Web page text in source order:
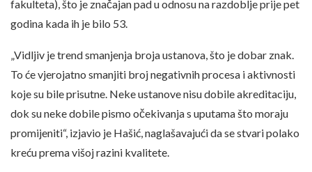
fakulteta), što je značajan pad u odnosu na razdoblje prije pet
godina kada ih je bilo 53.
„Vidljiv je trend smanjenja broja ustanova, što je dobar znak.
To će vjerojatno smanjiti broj negativnih procesa i aktivnosti
koje su bile prisutne. Neke ustanove nisu dobile akreditaciju,
dok su neke dobile pismo očekivanja s uputama što moraju
promijeniti“, izjavio je Hašić, naglašavajući da se stvari polako
kreću prema višoj razini kvalitete.